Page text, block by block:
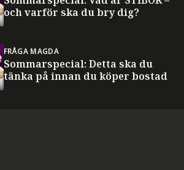
och varför ska du bry dig?
FRÅGA MAGDA
Sommarspecial: Detta ska du
tänka på innan du köper bostad